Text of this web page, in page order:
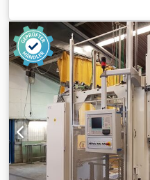
• 4 Stationen Drehtisch •
Blistertiefe 70 – 100mm je
12.800 N • Heizleistung der
Alsfua Dcecof •
Kartonformeinheit • Kabel
ca. 750kg Maschine in
verfügbar.